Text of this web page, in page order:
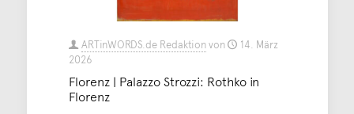
ARTinWORDS.de Redaktionvon
14. März
2026
Florenz | Palazzo Strozzi: Rothko in
Florenz